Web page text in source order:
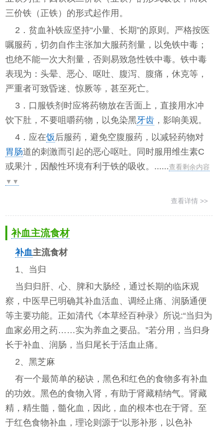
三价铁（正铁）的形式起作用。
2．贫血补铁应坚持“小量、长期”的原则。严格按医
嘱服药，切勿自作主张加大服药剂量，以免铁中毒；
也绝不能一次大剂量，否则易致急性铁中毒。铁中毒
表现为：头晕、恶心、呕吐、腹泻、腹痛，休克等，
严重者可致昏迷、惊厥等，甚至死亡。
3．口服铁剂时应将药物放在舌面上，直接用水冲
饮下肚，不要咀嚼药物，以免染黑牙齿 ，影响美观。
4．应在饭 后服药，避免空腹服药，以减轻药物对
胃肠道的刺激而引起的恶心呕吐。同时服用维生素C
或果汁，因酸性环境有利于铁的吸收。......查看剩余内容
▼▼
查看详情 >>
补血主流食材
补血主流食材
1、当归
当归归肝、心、脾和大肠经，通过长期的临床观
察，中医早已明确其补血活血、调经止痛、润肠通便
等主要功能。正如清代《本草经百种录》所说:“当归为
血家必用之药……实为养血之要品。”若分用，当归身
长于补血、润肠，当归尾长于活血止痛。
2、黑芝麻
有一个最简单的秘诀，黑色和红色的食物多有补血
的功效。黑色的食物入肾，有助于肾藏精纳气。肾藏
精，精生髓，髓化血，因此，血的根本也在于肾。至
于红色食物补血，理论则源于“以形补形，以色补